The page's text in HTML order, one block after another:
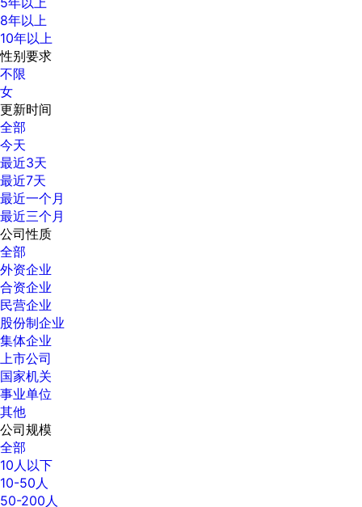
8年以上
10年以上
性别要求
不限
女
更新时间
全部
今天
最近3天
最近7天
最近一个月
最近三个月
公司性质
全部
外资企业
合资企业
民营企业
股份制企业
集体企业
上市公司
国家机关
事业单位
其他
公司规模
全部
10人以下
10-50人
50-200人